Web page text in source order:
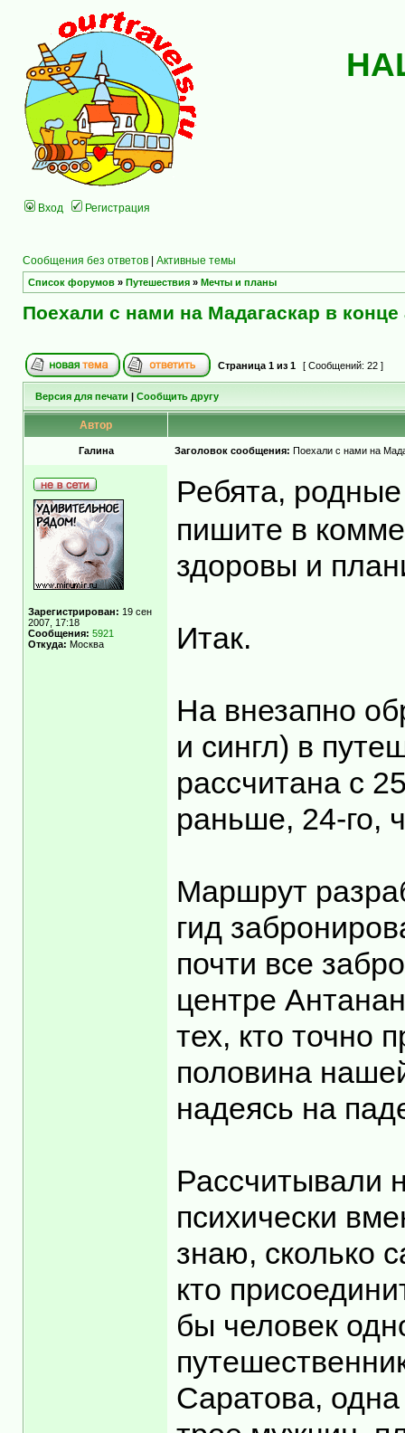
Вход Регистрация
Сообщения без ответов | Активные темы
Список форумов » Путешествия » Мечты и планы
Поехали с нами на Мадагаскар в конце
Страница 1 из 1 [ Сообщений: 22 ]
Версия для печати | Сообщить другу
Автор
Гaлинa Заголовок сообщения: Поехали с нами на
Зарегистрирован: 19 сен
2007, 17:18
Сообщения: 5921
Откуда: Москва
Ребята,
пишите в
здоровы и
Итак.
На внезапно
и сингл) в
рассчитана с
раньше, 24-го,
Маршрут
гид
почти все
центре
тех, кто точно
половина
надеясь на
Рассчитывали
психически
знаю, сколько
кто
бы человек
Саратова,